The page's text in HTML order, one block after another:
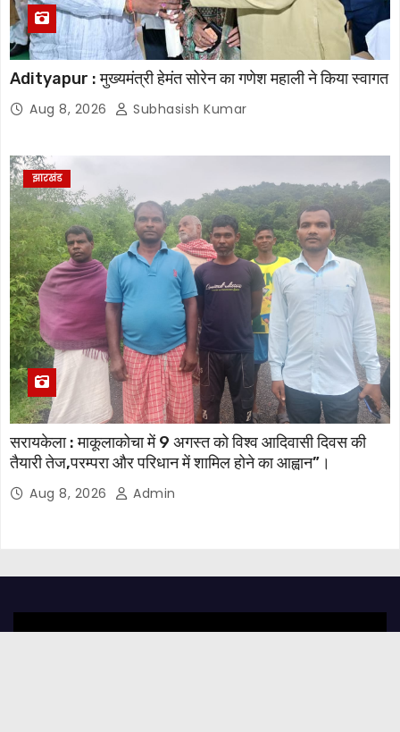
Adityapur : मुख्यमंत्री हेमंत सोरेन का गणेश महाली ने किया स्वागत
Aug 8, 2026 Subhasish Kumar
झारखंड
सरायकेला : माकूलाकोचा में 9 अगस्त को विश्व आदिवासी दिवस की
तैयारी तेज,परम्परा और परिधान में शामिल होने का आह्वान”।
Aug 8, 2026 Admin